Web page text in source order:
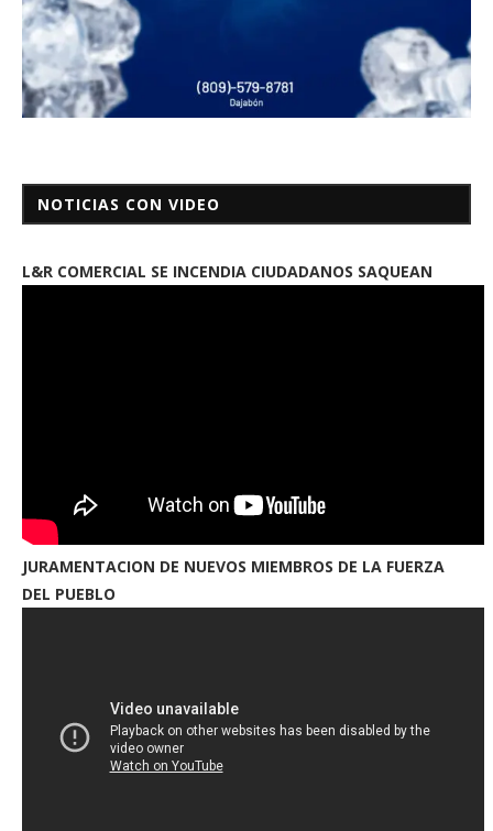
NOTICIAS CON VIDEO
L&R COMERCIAL SE INCENDIA CIUDADANOS SAQUEAN
JURAMENTACION DE NUEVOS MIEMBROS DE LA FUERZA
DEL PUEBLO